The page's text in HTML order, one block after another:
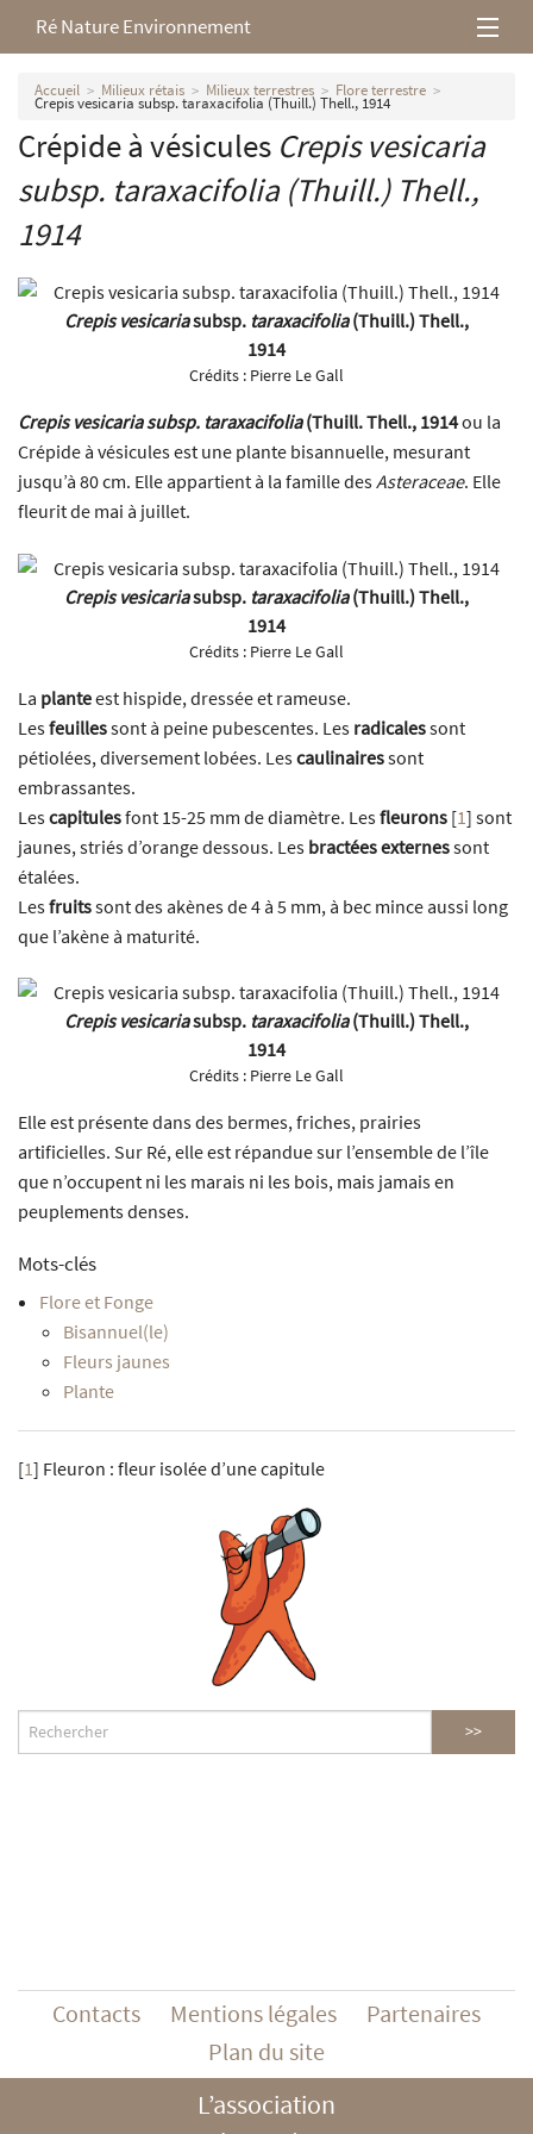
Ré Nature Environnement
L’association
Milieux rétais
Nos parutions
Accueil Milieux rétais Milieux terrestres Flore terrestre
Crepis vesicaria subsp. taraxacifolia (Thuill.) Thell., 1914
Crépide à vésicules Crepis vesicaria
subsp. taraxacifolia(Thuill.) Thell.,
1914
Crepis vesicariasubsp. taraxacifolia(Thuill.) Thell.,
1914
Crédits : Pierre Le Gall
Crepis vesicaria subsp. taraxacifolia(Thuill. Thell., 1914ou la
Crépide à vésicules est une plante bisannuelle, mesurant
jusqu’à 80 cm. Elle appartient à la famille desAsteraceae. Elle
fleurit de mai à juillet.
Crepis vesicariasubsp. taraxacifolia(Thuill.) Thell.,
1914
Crédits : Pierre Le Gall
La planteest hispide, dressée et rameuse.
Lesfeuillessont à peine pubescentes. Les radicalessont
pétiolées, diversement lobées. Lescaulinairessont
embrassantes.
Lescapitulesfont 15-25 mm de diamètre. Lesfleurons [1] sont
jaunes, striés d’orange dessous. Les bractées externessont
étalées.
Lesfruitssont des akènes de 4 à 5 mm, à bec mince aussi long
que l’akène à maturité.
Crepis vesicariasubsp. taraxacifolia(Thuill.) Thell.,
1914
Crédits : Pierre Le Gall
Elle est présente dans des bermes, friches, prairies
artificielles. Sur Ré, elle est répandue sur l’ensemble de l’île
que n’occupent ni les marais ni les bois, mais jamais en
peuplements denses.
Mots-clés
Flore et Fonge
Bisannuel(le)
Fleurs jaunes
Plante
[1] Fleuron : fleur isolée d’une capitule
Contacts Mentions légales
Partenaires
Plan du site
L’association